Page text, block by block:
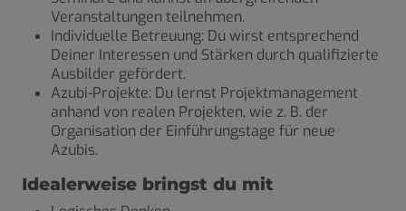
Veranstaltungen teilnehmen.
Individuelle Betreuung: Du wirst entsprechend
Deiner Interessen und Stärken durch qualifizierte
Ausbilder gefördert.
Azubi-Projekte: Du lernst Projektmanagement
anhand von realen Projekten, wie z. B. der
Organisation der Einführungstage für neue
Azubis.
Idealerweise bringst du mit